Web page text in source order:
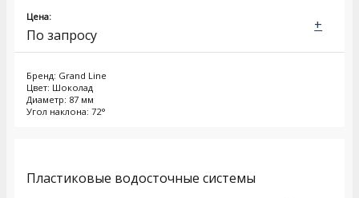
Цена:
По запросу
Бренд: Grand Line
Цвет: Шоколад
Диаметр: 87 мм
Угол наклона: 72°
+
Пластиковые водосточные системы